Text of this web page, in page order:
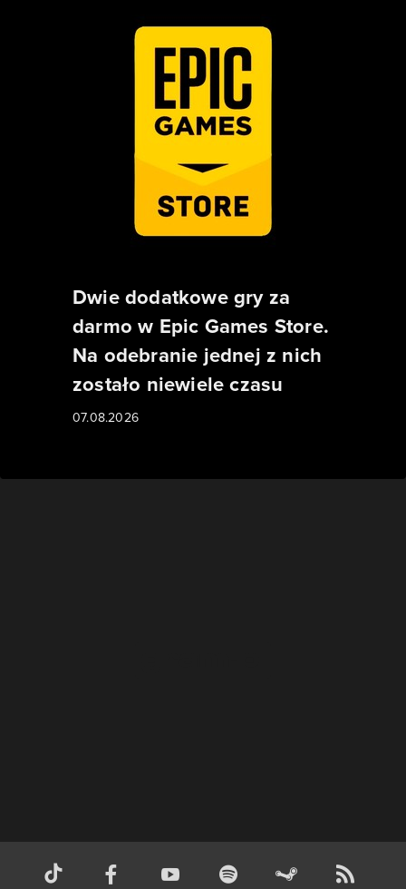
Dwie dodatkowe gry za
darmo w Epic Games Store.
Na odebranie jednej z nich
zostało niewiele czasu
07.08.2026